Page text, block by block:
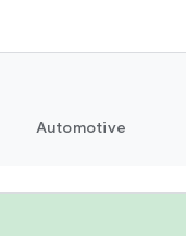
Automotive